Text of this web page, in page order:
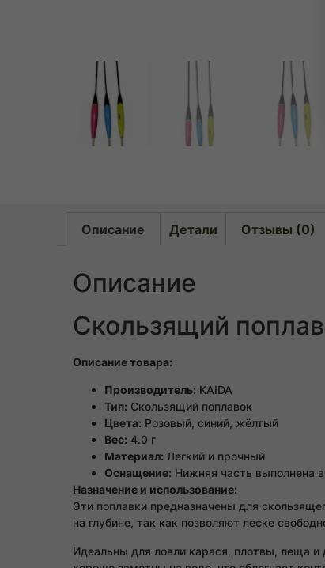
Описание Детали Отзывы (0)
Описание
Скользящий
Описание товара:
Производитель: KAIDA
Тип: Скользящий поплавок
Цвета: Розовый, синий, жёлтый
Вес: 4.0 г
Материал: Легкий и прочный
Оснащение: Нижняя часть выполнена
Назначение и использование:
Эти поплавки предназначены для
на глубине, так как позволяют леске
Идеальны для ловли карася, плотвы, леща и